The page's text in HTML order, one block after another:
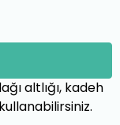
altlığı, kadeh